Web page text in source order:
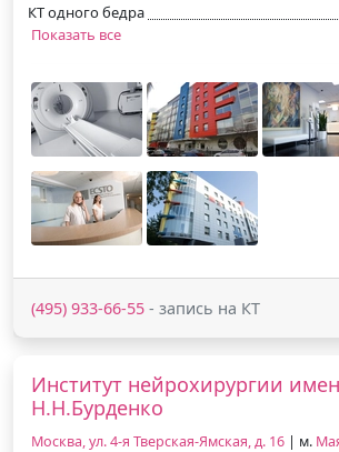
КТ одного бедра
Показать все
(495) 933-66-55 - запись на КТ
Институт нейрохирургии
Н.Н.Бурденко
Москва, ул. 4-я Тверская-Ямская, д. 16 | м.